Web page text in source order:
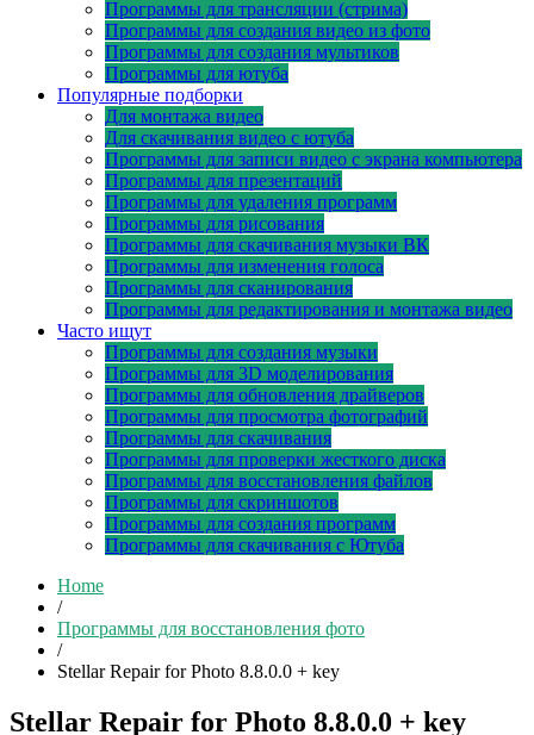
Программы для трансляции (стрима)
Программы для создания видео из фото
Программы для создания мультиков
Программы для ютуба
Популярные подборки
Для монтажа видео
Для скачивания видео с ютуба
Программы для записи видео с экрана компьютера
Программы для презентаций
Программы для удаления программ
Программы для рисования
Программы для скачивания музыки ВК
Программы для изменения голоса
Программы для сканирования
Программы для редактирования и монтажа видео
Часто ищут
Программы для создания музыки
Программы для 3D моделирования
Программы для обновления драйверов
Программы для просмотра фотографий
Программы для скачивания
Программы для проверки жесткого диска
Программы для восстановления файлов
Программы для скриншотов
Программы для создания программ
Программы для скачивания с Ютуба
Home
/
Программы для восстановления фото
/
Stellar Repair for Photo 8.8.0.0 + key
Stellar Repair for Photo 8.8.0.0 + key